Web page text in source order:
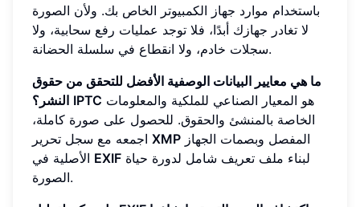
باستخدام موارد جهاز الكمبيوتر الخاص بك. ولأن الصورة
لا تغادر جهازك أبدًا، فلا توجد عمليات رفع سحابية، ولا
سجلات خادم، ولا انقطاع في سلسلة الحضانة.
ما هي معايير البيانات الوصفية الأفضل للتحقق من حقوق
النشر؟ IPTC
الخاصة بالمنشئ والحقوق. للحصول على صورة كاملة،
XMP
EXIF
الصورة.